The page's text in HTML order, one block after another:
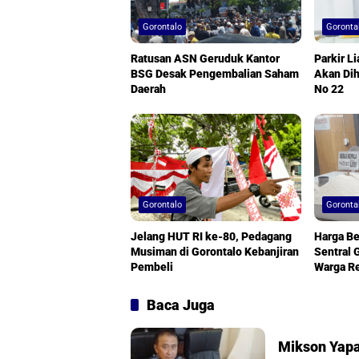
Gorontalo
Ratusan ASN Geruduk Kantor
BSG Desak Pengembalian Saham
Daerah
Parkir
Akan
No 22
Gorontalo
Jelang HUT RI ke-80, Pedagang
Musiman di Gorontalo Kebanjiran
Pembeli
Harga
Sentral
Warga
Baca Juga
Mikson